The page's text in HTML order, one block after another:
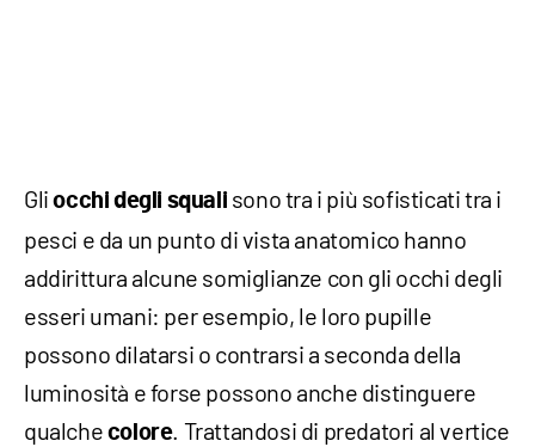
Gliocchi degli squali sono tra i più sofisticati tra i
pesci e da un punto di vista anatomico hanno
addirittura alcune somiglianze con gli occhi degli
esseri umani: per esempio, le loro pupille
possono dilatarsi o contrarsi a seconda della
luminosità e forse possono anche distinguere
qualche colore. Trattandosi di predatori al vertice